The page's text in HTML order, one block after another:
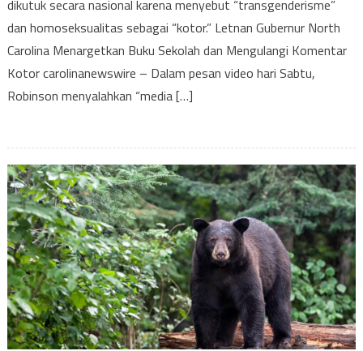
Buku
Sekolah
dikutuk secara nasional karena menyebut “transgenderisme”
dan homoseksualitas sebagai “kotor.” Letnan Gubernur North
Carolina Menargetkan Buku Sekolah dan Mengulangi Komentar
Kotor carolinanewswire – Dalam pesan video hari Sabtu,
Robinson menyalahkan “media […]